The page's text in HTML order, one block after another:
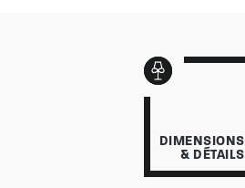
DIMENSIONS
& DÉTAILS